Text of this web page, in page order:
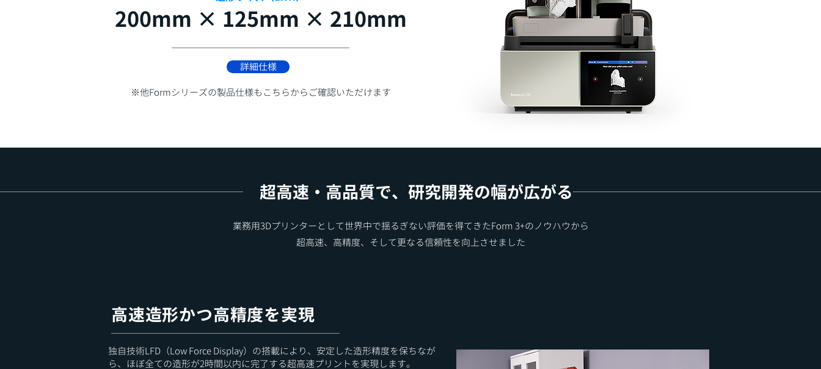
200mm × 125mm × 210mm
詳細仕様
​※他Formシリーズの製品仕様もこちらからご確認いただけます
​超高速・高品質で、研究開発の幅が広がる
業務用3Dプリンターとして世界中で揺るぎない評価を得てきたForm 3+のノウハウから
​超高速、高精度、そして更なる信頼性を向上させました​
高速造形かつ高精度を実現
独自技術LFD（Low Force Display）の搭載により、安定した造形精度を保ちなが
ら、ほぼ全ての造形が2時間以内に完了する超高速プリントを実現します。